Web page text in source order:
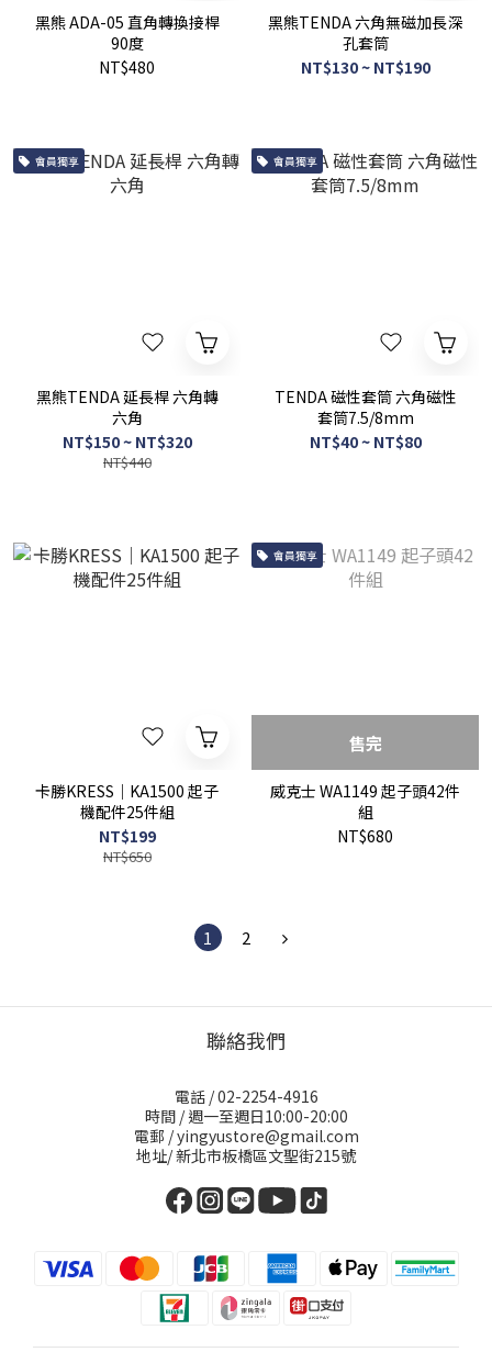
黑熊 ADA-05 直角轉換接桿
90度
NT$480
黑熊TENDA 六角無磁加長深
孔套筒
NT$130 ~ NT$190
會員獨享
黑熊TENDA 延長桿 六角轉
六角
NT$150 ~ NT$320
NT$440
會員獨享
TENDA 磁性套筒 六角磁性
套筒7.5/8mm
NT$40 ~ NT$80
卡勝KRESS｜KA1500 起子
機配件25件組
NT$199
NT$650
會員獨享
售完
威克士 WA1149 起子頭42件
組
NT$680
1 2
聯絡我們
電話 / 02-2254-4916
時間 / 週一至週日10:00-20:00
電郵 / yingyustore@gmail.com
地址/ 新北市板橋區文聖街215號